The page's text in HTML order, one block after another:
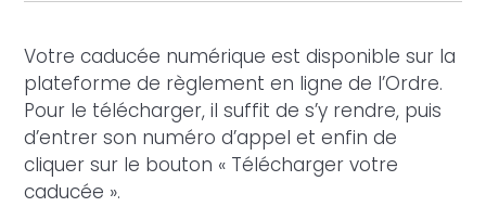
Votre caducée numérique est disponible sur la
plateforme de règlement en ligne de l’Ordre.
Pour le télécharger, il suffit de s’y rendre, puis
d’entrer son numéro d’appel et enfin de
cliquer sur le bouton « Télécharger votre
caducée ».